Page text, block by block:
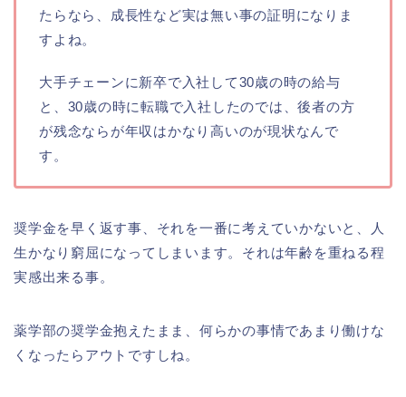
たらなら、成長性など実は無い事の証明になりま
すよね。
大手チェーンに新卒で入社して30歳の時の給与
と、30歳の時に転職で入社したのでは、後者の方
が残念ならが年収はかなり高いのが現状なんで
す。
奨学金を早く返す事、それを一番に考えていかないと、人
生かなり窮屈になってしまいます。それは年齢を重ねる程
実感出来る事。
薬学部の奨学金抱えたまま、何らかの事情であまり働けな
くなったらアウトですしね。